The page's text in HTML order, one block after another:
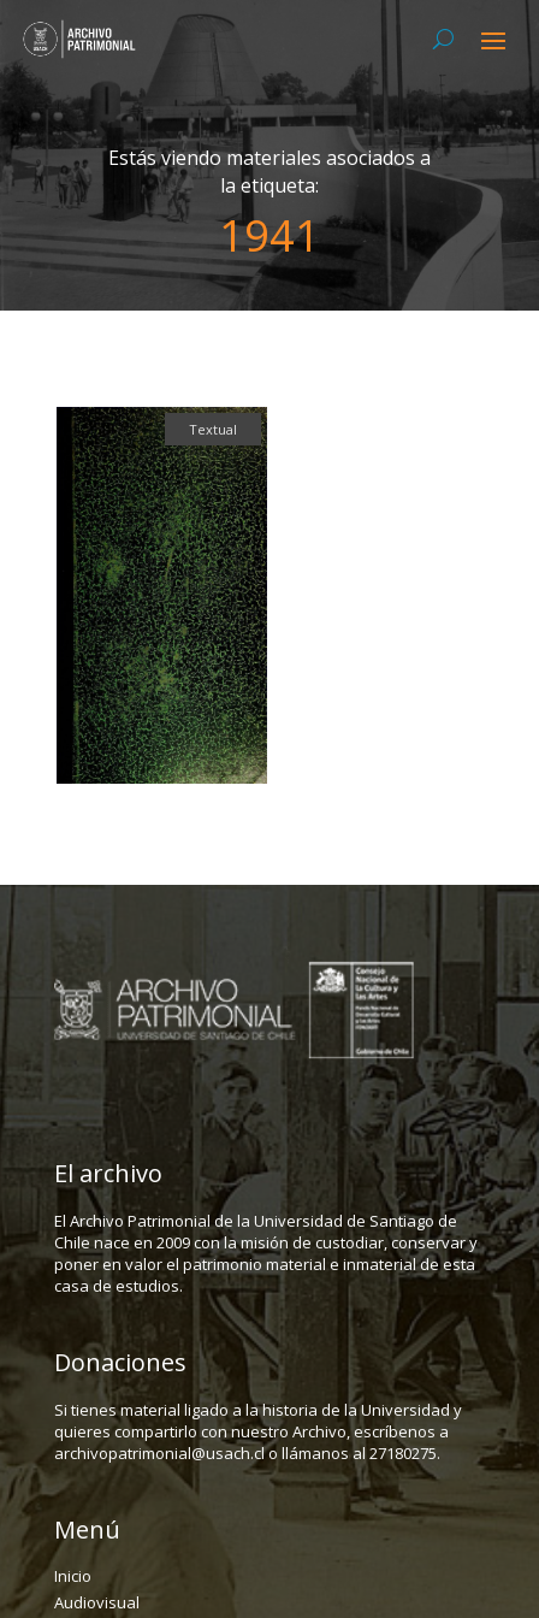
Estás viendo materiales asociados a
la etiqueta:
1941
Textual
El archivo
El Archivo Patrimonial de la Universidad de Santiago de
Chile nace en 2009 con la misión de custodiar, conservar y
poner en valor el patrimonio material e inmaterial de esta
casa de estudios.
Donaciones
Si tienes material ligado a la historia de la Universidad y
quieres compartirlo con nuestro Archivo, escríbenos a
archivopatrimonial@usach.cl o llámanos al 27180275.
Menú
Inicio
Audiovisual